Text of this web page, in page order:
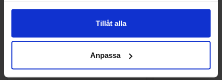
Tillåt alla
Anpassa
Nissin Demae Ramen Spicy 100g
24.90 kr